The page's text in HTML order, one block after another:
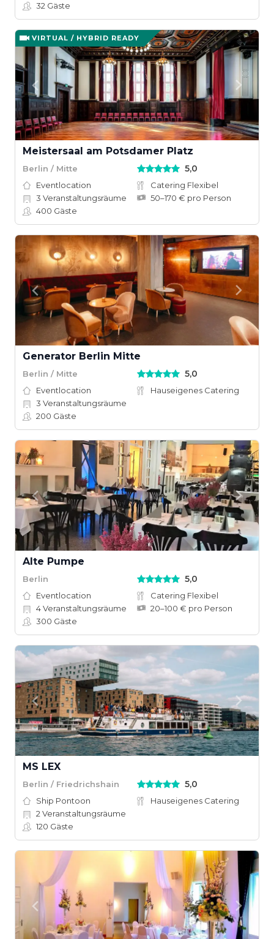
32 Gäste
VIRTUAL / HYBRID READY
Meistersaal am Potsdamer Platz
Berlin / Mitte 5,0
Eventlocation
Catering Flexibel
3 Veranstaltungsräume
50–170 € pro Person
400 Gäste
Generator Berlin Mitte
Berlin / Mitte 5,0
Eventlocation
Hauseigenes Catering
3 Veranstaltungsräume
200 Gäste
Alte Pumpe
Berlin 5,0
Eventlocation
Catering Flexibel
4Veranstaltungsräume
20–100 € pro Person
300 Gäste
MS LEX
Berlin / Friedrichshain 5,0
Ship Pontoon
Hauseigenes Catering
2 Veranstaltungsräume
120 Gäste